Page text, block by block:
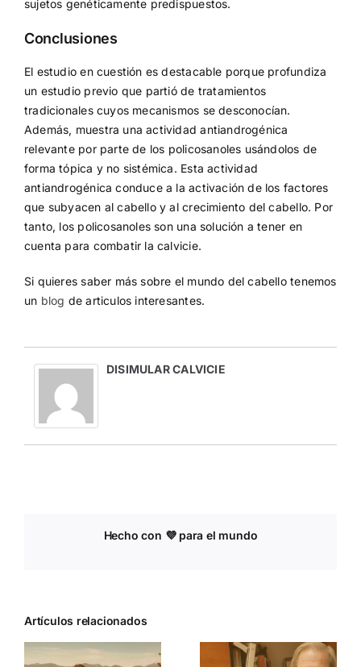
sujetos genéticamente predispuestos.
Conclusiones
El estudio en cuestión es destacable porque profundiza
un estudio previo que partió de tratamientos
tradicionales cuyos mecanismos se desconocían.
Además, muestra una actividad antiandrogénica
relevante por parte de los policosanoles usándolos de
forma tópica y no sistémica. Esta actividad
antiandrogénica conduce a la activación de los factores
que subyacen al cabello y al crecimiento del cabello. Por
tanto, los policosanoles son una solución a tener en
cuenta para combatir la calvicie.
Si quieres saber más sobre el mundo del cabello tenemos
un blog de articulos interesantes.
DISIMULAR CALVICIE
Hecho con 💜 para el mundo
Artículos relacionados